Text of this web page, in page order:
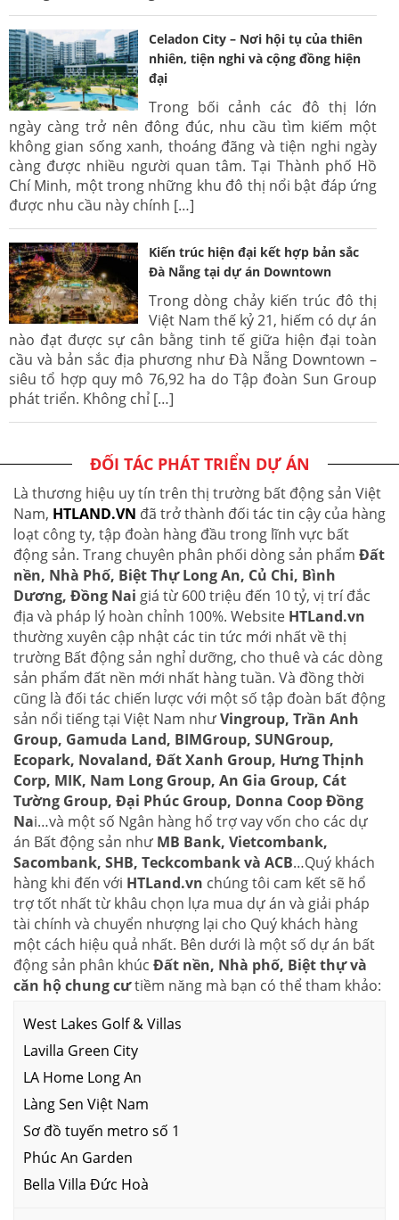
Celadon City – Nơi hội tụ của thiên
nhiên, tiện nghi và cộng đồng hiện
đại
Trong bối cảnh các đô thị lớn
ngày càng trở nên đông đúc, nhu cầu tìm kiếm một
không gian sống xanh, thoáng đãng và tiện nghi ngày
càng được nhiều người quan tâm. Tại Thành phố Hồ
Chí Minh, một trong những khu đô thị nổi bật đáp ứng
được nhu cầu này chính […]
Kiến trúc hiện đại kết hợp bản sắc
Đà Nẵng tại dự án Downtown
Trong dòng chảy kiến trúc đô thị
Việt Nam thế kỷ 21, hiếm có dự án
nào đạt được sự cân bằng tinh tế giữa hiện đại toàn
cầu và bản sắc địa phương như Đà Nẵng Downtown –
siêu tổ hợp quy mô 76,92 ha do Tập đoàn Sun Group
phát triển. Không chỉ […]
ĐỐI TÁC PHÁT TRIỂN DỰ ÁN
Là thương hiệu uy tín trên thị trường bất động sản Việt
Nam, HTLAND.VN đã trở thành đối tác tin cậy của hàng
loạt công ty, tập đoàn hàng đầu trong lĩnh vực bất
động sản. Trang chuyên phân phối dòng sản phẩm Đất
nền, Nhà Phố, Biệt Thự Long An, Củ Chi, Bình
Dương, Đồng Nai giá từ 600 triệu đến 10 tỷ, vị trí đắc
địa và pháp lý hoàn chỉnh 100%. Website HTLand.vn
thường xuyên cập nhật các tin tức mới nhất về thị
trường Bất động sản nghỉ dưỡng, cho thuê và các dòng
sản phẩm đất nền mới nhất hàng tuần. Và đồng thời
cũng là đối tác chiến lược với một số tập đoàn bất động
sản nổi tiếng tại Việt Nam nhưVingroup, Trần Anh
Group, Gamuda Land, BIMGroup, SUNGroup,
Ecopark, Novaland, Đất Xanh Group, Hưng Thịnh
Corp, MIK, Nam Long Group, An Gia Group, Cát
Tường Group, Đại Phúc Group, Donna Coop Đồng
Nai…và một số Ngân hàng hổ trợ vay vốn cho các dự
án Bất động sản như MB Bank, Vietcombank,
Sacombank, SHB, Teckcombank và ACB…Quý khách
hàng khi đến với HTLand.vn chúng tôi cam kết sẽ hổ
trợ tốt nhất từ khâu chọn lựa mua dự án và giải pháp
tài chính và chuyển nhượng lại cho Quý khách hàng
một cách hiệu quả nhất. Bên dưới là một số dự án bất
động sản phân khúc Đất nền, Nhà phố, Biệt thự và
căn hộ chung cưtiềm năng mà bạn có thể tham khảo:
West Lakes Golf & Villas
Lavilla Green City
LA Home Long An
Làng Sen Việt Nam
Sơ đồ tuyến metro số 1
Phúc An Garden
Bella Villa Đức Hoà